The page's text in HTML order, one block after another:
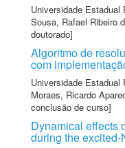
Universidade
Sousa, Rafael Ribeiro
doutorado]
Algoritmo de
com
Universidade
Moraes, Ricardo
conclusão de curso]
Dynamical effects
during the